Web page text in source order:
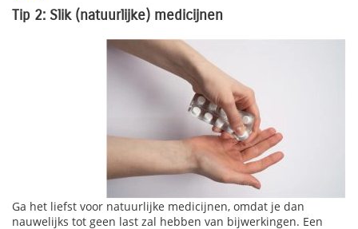
Tip 2: Slik (natuurlijke) medicijnen
Ga het liefst voor natuurlijke medicijnen, omdat je dan
nauwelijks tot geen last zal hebben van bijwerkingen. Een